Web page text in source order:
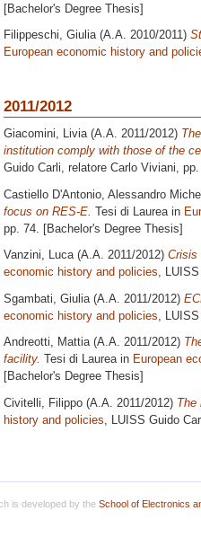
[Bachelor's Degree Thesis]
Filippeschi, Giulia(A.A. 2010/2011)
European economic history and
2011/2012
Giacomini, Livia(A.A. 2011/2012)
institution comply with those of the
Guido Carli, relatore Carlo Viviani,
Castiello D'Antonio, Alessandro
focus on RES-E. Tesi di Laurea in
pp. 74. [Bachelor's Degree Thesis]
Vanzini, Luca(A.A. 2011/2012) Crisis
economic history and policies,
Sgambati, Giulia (A.A. 2011/2012)
economic history and policies ,
Andreotti, Mattia(A.A. 2011/2012)
facility. Tesi di Laurea in European
[Bachelor's Degree Thesis]
Civitelli, Filippo (A.A. 2011/2012) The
history and policies , LUISS Guido
is developed by the School of Electronics